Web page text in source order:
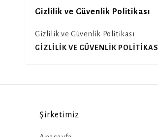
Gizlilik ve Güvenlik Politikası
Gizlilik ve Güvenlik Politikası
GIZLILIK VE GÜVENLIK POLITIKASI
Şirketimiz